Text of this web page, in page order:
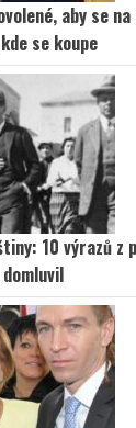
aby se
se koupe
10 výrazů z